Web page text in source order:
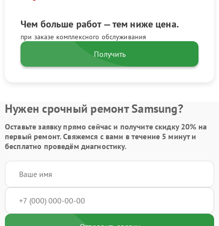
Чем больше работ — тем ниже цена.
при заказе комплексного обслуживания
Получить
Нужен срочный ремонт Samsung?
Оставьте заявкупрямо сейчас и получите скидку 20% на
первый ремонт. Свяжемся с вами в течение 5 минут и
бесплатно проведём диагностику.